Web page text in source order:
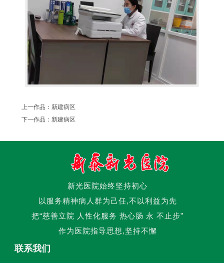
上一作品： 新建病区
下一作品： 新建病区
新光医院始终坚持初心
以服务精神病人群为己任,不以利益为先
把“慈善立院 人性化服务 热心肠 永 不止步”
作为医院指导思想,坚持不懈
联系我们